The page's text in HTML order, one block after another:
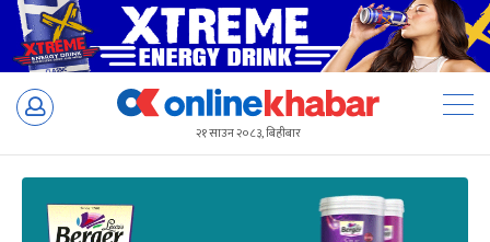
Skip
२१ साउन २०८३, बिहीबार